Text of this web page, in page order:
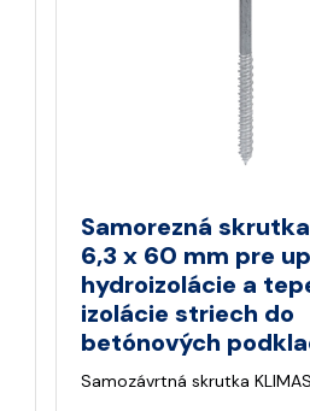
Samorezná
6,3 x 60 mm pre
hydroizolácie a
izolácie striech do
betónových
Samozávrtná skrutka